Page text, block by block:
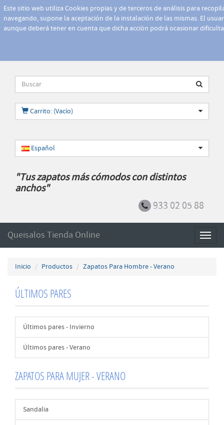
Este sitio web utiliza Cookies propias y de terceros de análisis para
navegando, supone la aceptación de la instalación de las mismas. El
aunque deberá tener en cuenta que dicha acción podrá ocasionar
Carrito: (Vacío)
Español
"Tus zapatos más cómodos con distintos
anchos"
933 02 05 88
Queisalos Tienda Online
Inicio Productos Zapatos Para Hombre - Verano
ÚLTIMOS PARES
Últimos pares - Invierno
Últimos pares - Verano
ZAPATOS PARA MUJER - VERANO
Sandalia